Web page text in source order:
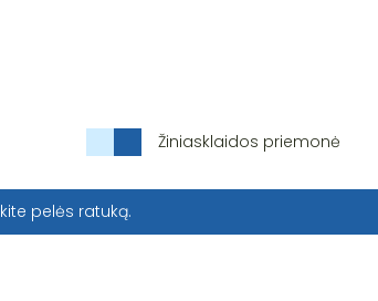
Žiniasklaidos priemonė
pelės ratuką.